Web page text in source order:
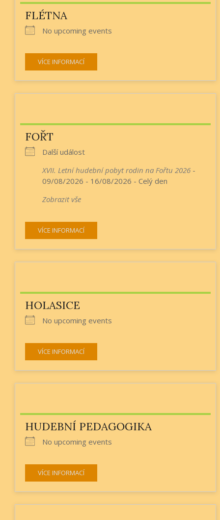
FLÉTNA
No upcoming events
VÍCE INFORMACÍ
FOŘT
Další událost
XVII. Letní hudební pobyt rodin na Fořtu 2026 -
09/08/2026 - 16/08/2026 - Celý den
Zobrazit vše
VÍCE INFORMACÍ
HOLASICE
No upcoming events
VÍCE INFORMACÍ
HUDEBNÍ PEDAGOGIKA
No upcoming events
VÍCE INFORMACÍ